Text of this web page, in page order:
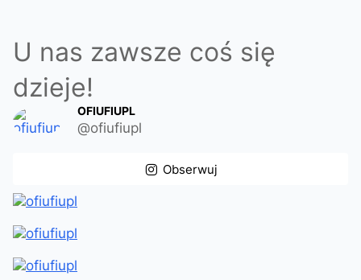
U nas zawsze coś się
dzieje!
OFIUFIUPL
@ofiufiupl
Obserwuj